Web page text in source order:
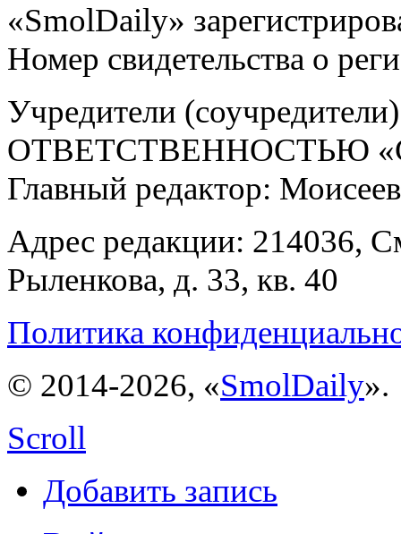
«SmolDaily»
Номер свидетельства о
Учредители
ОТВЕТСТВЕННОСТЬЮ
Главный редактор:
Адрес редакции: 214036,
Рыленкова, д. 33, кв. 40
Политика
© 2014-2026, «SmolDaily».
Scroll
Добавить запись